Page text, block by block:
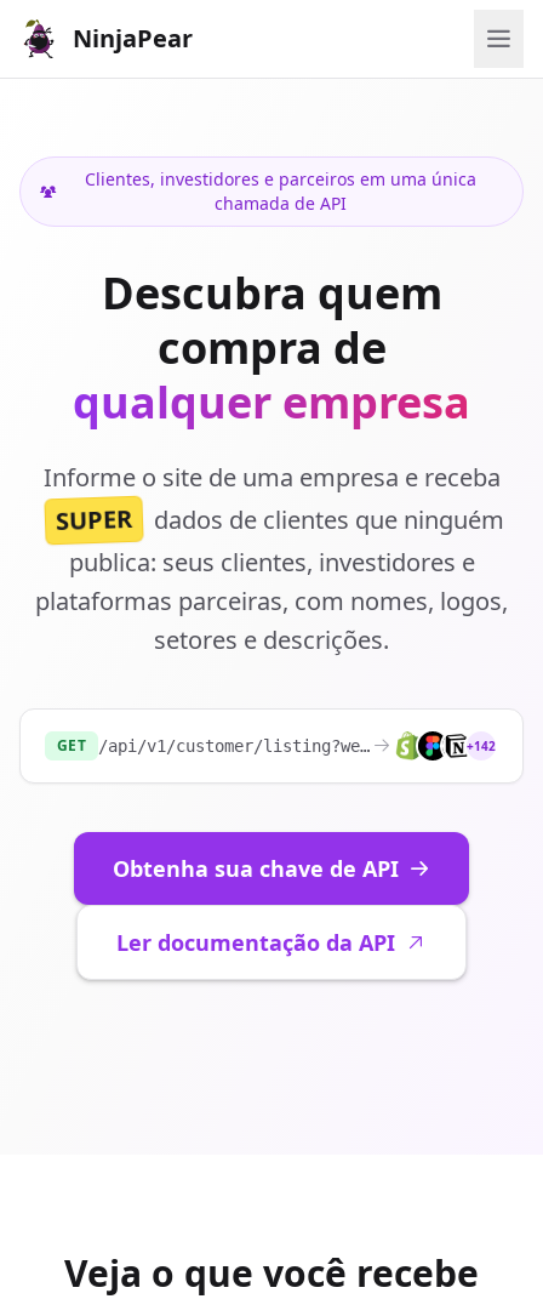
NinjaPear
Clientes, investidores e parceiros em uma única
chamada de API
Descubra quem
compra de
qualquer empresa
Informe o site de uma empresa e receba
SUPER
dados de clientes que ninguém
publica: seus clientes, investidores e
plataformas parceiras, com nomes, logos,
setores e descrições.
GET /api/v1/customer/listing?website= https://
+142
Obtenha sua chave de API
Ler documentação da API
Veja o que você recebe